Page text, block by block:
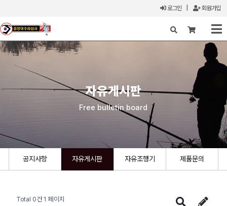
로그인 회원가입
X
자유게시판
Free bulletin board
공지사항 자유게시판 자유조행기 제품문의
Total 0건 1 페이지